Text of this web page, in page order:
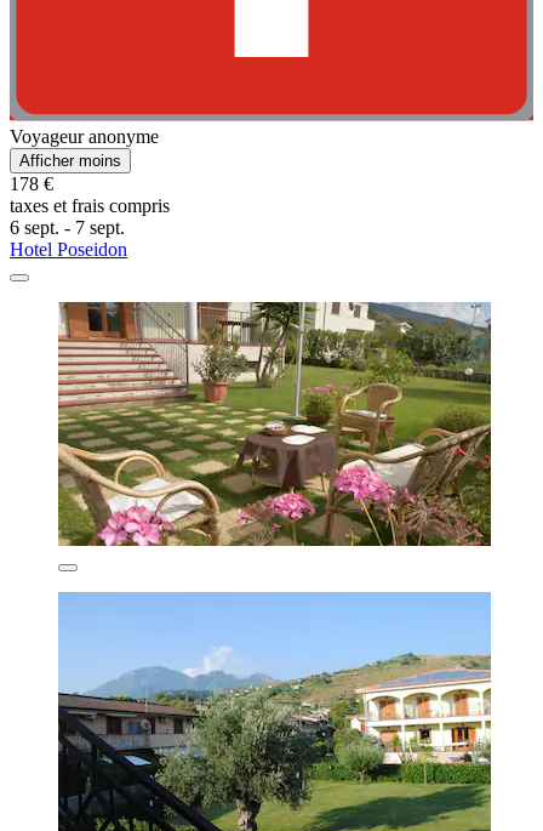
Voyageur anonyme
Afficher moins
178 €
taxes et frais compris
6 sept. - 7 sept.
Hotel Poseidon